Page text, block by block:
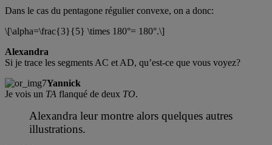
Dans le cas du pentagone régulier convexe, on a donc:
\[\alpha=\frac{3}{5} \times 180°= 180°.\]
Alexandra
Si je trace les segments AC et AD, qu’est-ce que vous voyez?
Yannick
Je vois un TA flanqué de deux TO.
Alexandra leur montre alors quelques autres
illustrations.